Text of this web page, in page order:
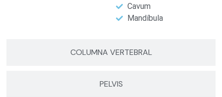
COLUMNA VERTEBRAL
PELVIS
Cavum
Mandíbula